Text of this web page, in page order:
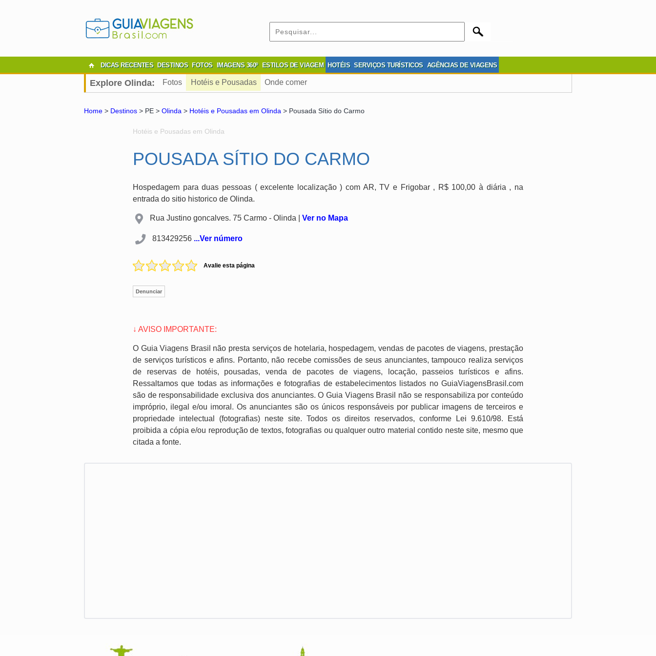
DICAS RECENTES DESTINOS FOTOS IMAGENS 360º ESTILOS DE VIAGEM HOTÉIS SERVIÇOS TURÍSTICOS AGÊNCIAS DE VIAGENS
Explore Olinda: Fotos Hotéis e Pousadas Onde comer
Home > Destinos > PE > Olinda > Hotéis e Pousadas em Olinda > Pousada Sítio do Carmo
Hotéis e Pousadas em Olinda
POUSADA SÍTIO DO CARMO
Hospedagem para duas pessoas ( excelente localização ) com AR, TV e Frigobar , R$ 100,00 à diária , na
entrada do sitio historico de Olinda.
Rua Justino goncalves. 75 Carmo - Olinda | Ver no Mapa
813429256 ...Ver número
Avalie esta página
Denunciar
↓ AVISO IMPORTANTE:
O Guia Viagens Brasil não presta serviços de hotelaria, hospedagem, vendas de pacotes de viagens, prestação
de serviços turísticos e afins. Portanto, não recebe comissões de seus anunciantes, tampouco realiza serviços
de reservas de hotéis, pousadas, venda de pacotes de viagens, locação, passeios turísticos e afins.
Ressaltamos que todas as informações e fotografias de estabelecimentos listados no GuiaViagensBrasil.com
são de responsabilidade exclusiva dos anunciantes. O Guia Viagens Brasil não se responsabiliza por conteúdo
impróprio, ilegal e/ou imoral. Os anunciantes são os únicos responsáveis por publicar imagens de terceiros e
propriedade intelectual (fotografias) neste site. Todos os direitos reservados, conforme Lei 9.610/98. Está
proibida a cópia e/ou reprodução de textos, fotografias ou qualquer outro material contido neste site, mesmo que
citada a fonte.